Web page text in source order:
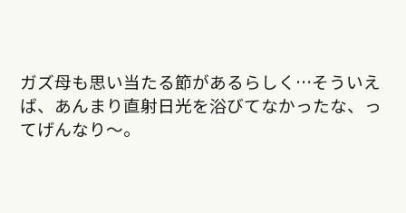
ガズ母も思い当たる節があるらしく…そういえ
ば、あんまり直射日光を浴びてなかったな、っ
てげんなり〜。